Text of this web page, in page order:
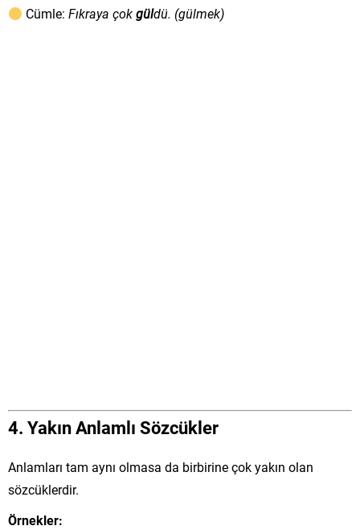
Cümle:Fıkraya çokgüldü. (gülmek)
4. Yakın Anlamlı Sözcükler
Anlamları tam aynı olmasa da birbirine çok yakın olan
sözcüklerdir.
Örnekler: